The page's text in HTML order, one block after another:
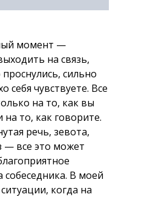
момент —
на связь,
сильно
себя чувствуете. Все
на то, как вы
на то, как говорите.
речь, зевота,
— все это может
собеседника. В моей
когда на